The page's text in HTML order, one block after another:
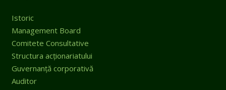
Istoric
Management Board
Comitete Consultative
Structura acționariatului
Guvernanță corporativă
Auditor